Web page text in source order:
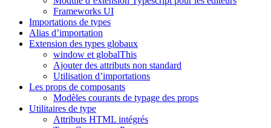
Frameworks UI
Importations de types
Alias d’importation
Extension des types globaux
window et globalThis
Ajouter des attributs non standard
Utilisation d’importations
Les props de composants
Modèles courants de typage des props
Utilitaires de type
Attributs HTML intégrés